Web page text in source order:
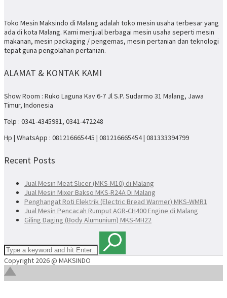
Toko Mesin Maksindo di Malang adalah toko mesin usaha terbesar yang
ada di kota Malang. Kami menjual berbagai mesin usaha seperti mesin
makanan, mesin packaging / pengemas, mesin pertanian dan teknologi
tepat guna pengolahan pertanian.
ALAMAT & KONTAK KAMI
Show Room : Ruko Laguna Kav 6-7 Jl S.P. Sudarmo 31 Malang, Jawa
Timur, Indonesia
Telp : 0341-4345981, 0341-472248
Hp | WhatsApp : 081216665445 | 081216665454 | 081333394799
Recent Posts
Jual Mesin Meat Slicer (MKS-M10) di Malang
Jual Mesin Mixer Bakso MKS-R24A Di Malang
Penghangat Roti Elektrik (Electric Bread Warmer) MKS-WMR1
Jual Mesin Pencacah Rumput AGR-CH400 Engine di Malang
Giling Daging (Body Alumunium) MKS-MH22
Copyright 2026 @ MAKSINDO